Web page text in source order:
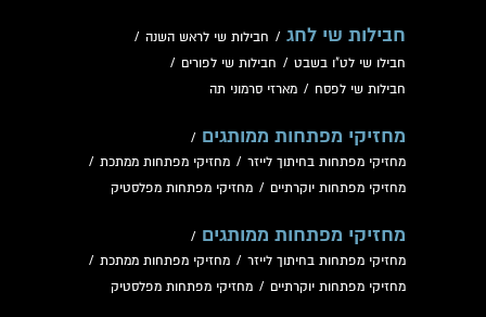
חבילות שי לחג / חבילות שי לראש השנה /
חבילו שי לט"ו בשבט / חבילות שי לפורים /
חבילות שי לפסח / מארזי סרמוני תה
מחזיקי מפתחות ממותגים /
מחזיקי מפתחות בחיתוך לייזר / מחזיקי מפתחות ממתכת /
מחזיקי מפתחות יוקרתיים / מחזיקי מפתחות מפלסטיק
מחזיקי מפתחות ממותגים /
מחזיקי מפתחות בחיתוך לייזר / מחזיקי מפתחות ממתכת /
מחזיקי מפתחות יוקרתיים / מחזיקי מפתחות מפלסטיק